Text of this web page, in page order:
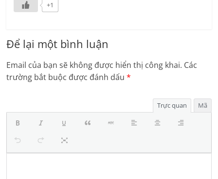
+1
Để lại một bình luận
Email của bạn sẽ không được hiển thị công khai. Các
trường bắt buộc được đánh dấu*
Trực quan Mã